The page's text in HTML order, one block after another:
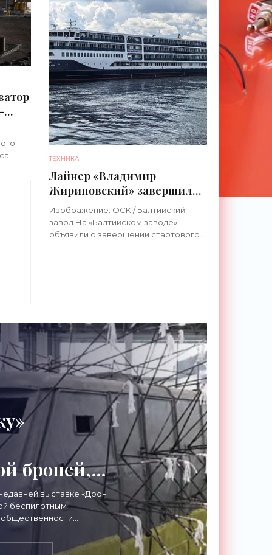
ТЕХНИКА
Лайнер «Владимир
Жириновский» завершил
первый этап ходовых
испытаний - «Техника»
Изображение: ОСК / Балтийский
завод На «Балтийском заводе»
объявили о завершении стартового
броней,
под
выставке «Дрон
беспилотным